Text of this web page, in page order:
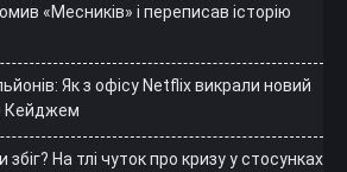
«Месників» і переписав історію
Як з офісу Netflix викрали новий
Кейджем
На тлі чуток про кризу у стосунках